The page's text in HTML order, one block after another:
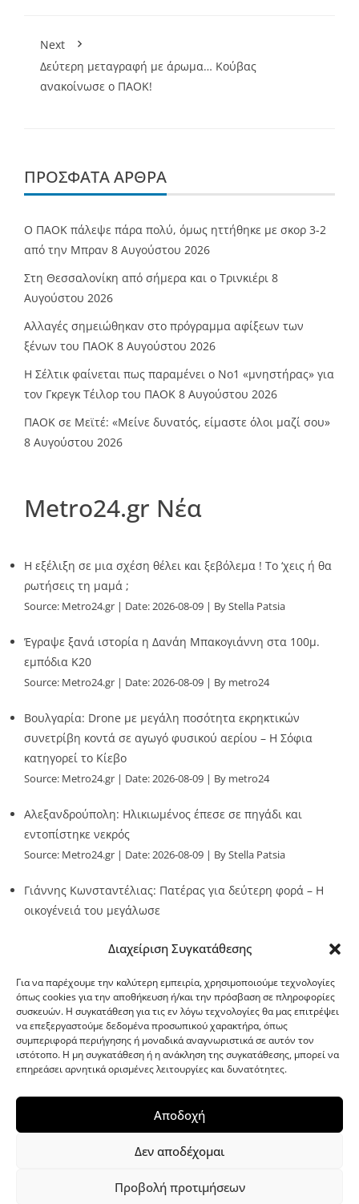
Διαχείριση Συγκατάθεσης
Για να παρέχουμε την καλύτερη εμπειρία, χρησιμοποιούμε τεχνολογίες
όπως cookies για την αποθήκευση ή/και την πρόσβαση σε πληροφορίες
συσκευών. Η συγκατάθεση για τις εν λόγω τεχνολογίες θα μας επιτρέψει
να επεξεργαστούμε δεδομένα προσωπικού χαρακτήρα, όπως
συμπεριφορά περιήγησης ή μοναδικά αναγνωριστικά σε αυτόν τον
ιστότοπο. Η μη συγκατάθεση ή η ανάκληση της συγκατάθεσης, μπορεί να
επηρεάσει αρνητικά ορισμένες λειτουργίες και δυνατότητες.
Αποδοχή
Δεν αποδέχομαι
Προβολή προτιμήσεων
Next
Δεύτερη μεταγραφή με άρωμα… Κούβας
ανακοίνωσε ο ΠΑΟΚ!
ΠΡΌΣΦΑΤΑ ΆΡΘΡΑ
Ο ΠΑΟΚ πάλεψε πάρα πολύ, όμως ηττήθηκε με σκορ 3-2
από την Μπραν 8 Αυγούστου 2026
Στη Θεσσαλονίκη από σήμερα και ο Τρινκιέρι 8
Αυγούστου 2026
Αλλαγές σημειώθηκαν στο πρόγραμμα αφίξεων των
ξένων του ΠΑΟΚ 8 Αυγούστου 2026
Η Σέλτικ φαίνεται πως παραμένει ο Νο1 «μνηστήρας» για
τον Γκρεγκ Τέιλορ του ΠΑΟΚ 8 Αυγούστου 2026
ΠΑΟΚ σε Μεϊτέ: «Μείνε δυνατός, είμαστε όλοι μαζί σου»
8 Αυγούστου 2026
Metro24.gr Νέα
Η εξέλιξη σε μια σχέση θέλει και ξεβόλεμα ! Το ‘χεις ή θα
ρωτήσεις τη μαμά ;
Source: Metro24.gr Date: 2026-08-09 By Stella Patsia
Έγραψε ξανά ιστορία η Δανάη Μπακογιάννη στα 100μ.
εμπόδια Κ20
Source: Metro24.gr Date: 2026-08-09 By metro24
Βουλγαρία: Drone με μεγάλη ποσότητα εκρηκτικών
συνετρίβη κοντά σε αγωγό φυσικού αερίου – Η Σόφια
κατηγορεί το Κίεβο
Source: Metro24.gr Date: 2026-08-09 By metro24
Αλεξανδρούπολη: Ηλικιωμένος έπεσε σε πηγάδι και
εντοπίστηκε νεκρός
Source: Metro24.gr Date: 2026-08-09 By Stella Patsia
Γιάννης Κωνσταντέλιας: Πατέρας για δεύτερη φορά – Η
οικογένειά του μεγάλωσε
G-point.gr